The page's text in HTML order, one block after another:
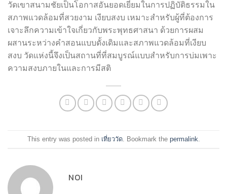
วัดเขาสนามชัยเป็นโอกาสอันยอดเยี่ยมในการปฏิบัติธรรมใน
สภาพแวดล้อมที่สวยงาม เงียบสงบ เหมาะสำหรับผู้ที่ต้องการ
เจาะลึกความเข้าใจเกี่ยวกับพระพุทธศาสนา ด้วยการผสม
ผสานระหว่างคำสอนแบบดั้งเดิมและสภาพแวดล้อมที่เงียบ
สงบ วัดแห่งนี้จึงเป็นสถานที่ที่สมบูรณ์แบบสำหรับการบ่มเพาะ
ความสงบภายในและการมีสติ
This entry was posted in เที่ยววัด. Bookmark the permalink
NOI